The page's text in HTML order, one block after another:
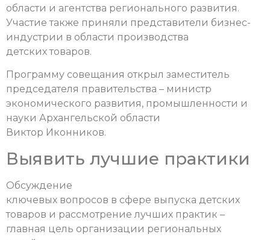
области и агентства регионального развития.
Участие также приняли представители бизнес-
индустрии в области производства
детских товаров.
Программу совещания открыл заместитель
председателя правительства – министр
экономического развития, промышленности и
науки Архангельской области
Виктор Иконников.
Выявить лучшие практики
Обсуждение
ключевых вопросов в сфере выпуска детских
товаров и рассмотрение лучших практик –
главная цель организации региональных